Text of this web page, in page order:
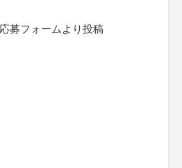
募フォームより投稿